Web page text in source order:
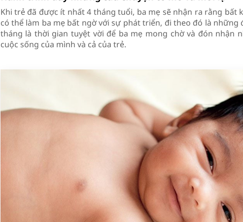
Khi trẻ đã được ít nhất 4 tháng tuổi, ba mẹ sẽ nhận ra rằng
có thể làm ba mẹ bất ngờ với sự phát triển, đi theo đó là những
tháng là thời gian tuyệt vời để ba mẹ mong chờ và đón nhận
cuộc sống của mình và cả của trẻ.